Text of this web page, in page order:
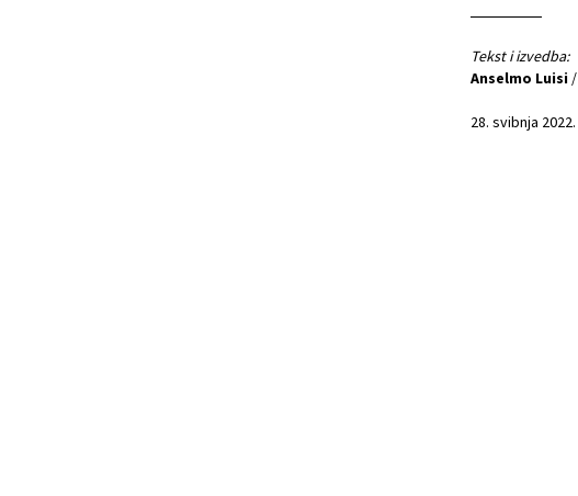
Tekst i izvedba:
Anselmo Luisi/
28. svibnja 2022.